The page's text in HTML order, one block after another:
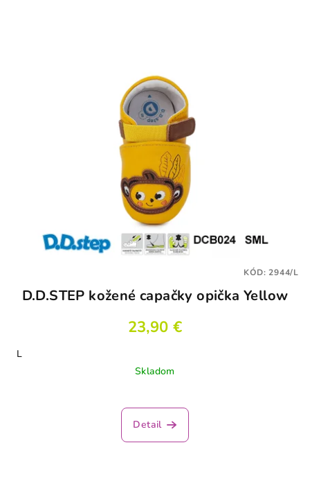
D.D.STEP kožené capačky opička Yellow
23,90 €
L
Skladom
Detail
KÓD:2944/L